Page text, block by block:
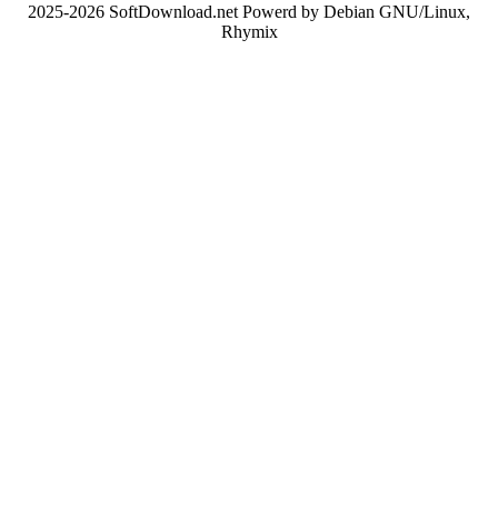
2025-2026 SoftDownload.net Powerd by Debian GNU/Linux,
Rhymix